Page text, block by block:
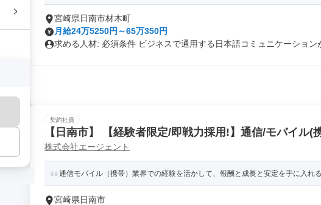
宮崎県日南市材木町
月給24万5250円～65万350円
求める人材: 必須条件 ビジネスで通用する日本語コミュニケーション
契約社員
【日南市】 【経験者限定/即戦力採用!】通信/モバイル(
スト(イベントや店頭での呼び込み案内)(FDS/PJ)
株式会社エージェント
通信モバイル（携帯）業界での経験を活かして、報酬と成長と安定を手に入れ
宮崎県日南市